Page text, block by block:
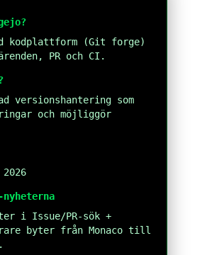
kodplattform (Git forge)
PR och CI.
versionshantering som
och möjliggör
i Issue/PR-sök +
byter från Monaco till